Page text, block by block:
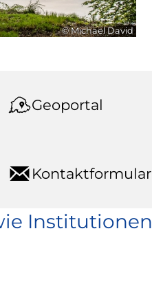
© Michael David
Geoportal
Kontaktformular
Institutionen